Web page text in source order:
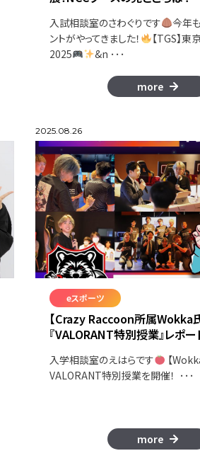
入試相談室のさわぐりです
今年
ントがやってきました！
【TGS】東
2025
&n ･･･
more
2025.08.26
eスポーツ
【Crazy Raccoon所属Wokka氏
『VALORANT特別授業』レポー
入学相談室のえはらです 【
VALORANT特別授業を開催！ ･･･
more